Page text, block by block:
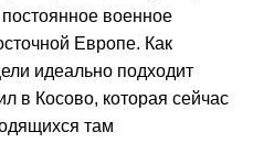
военное
Европе. Как
идеально подходит
в Косово, которая сейчас
там